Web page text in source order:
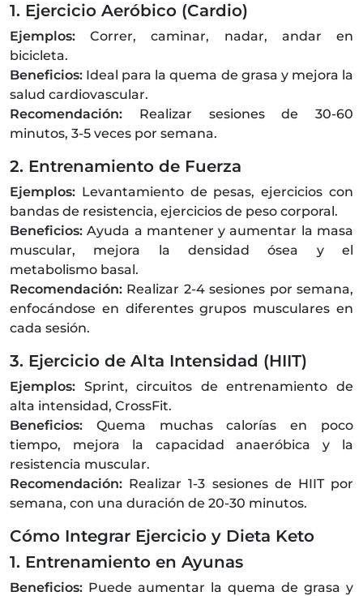
1. Ejercicio Aeróbico (Cardio)
Ejemplos: Correr, caminar, nadar, andar en
bicicleta.
Beneficios: Ideal para la quema de grasa y mejora la
salud cardiovascular.
Recomendación: Realizar sesiones de 30-60
minutos, 3-5 veces por semana.
2. Entrenamiento de Fuerza
Ejemplos: Levantamiento de pesas, ejercicios con
bandas de resistencia, ejercicios de peso corporal.
Beneficios: Ayuda a mantener y aumentar la masa
muscular, mejora la densidad ósea y el
metabolismo basal.
Recomendación: Realizar 2-4 sesiones por semana,
enfocándose en diferentes grupos musculares en
cada sesión.
3. Ejercicio de Alta Intensidad (HIIT)
Ejemplos: Sprint, circuitos de entrenamiento de
alta intensidad, CrossFit.
Beneficios: Quema muchas calorías en poco
tiempo, mejora la capacidad anaeróbica y la
resistencia muscular.
Recomendación: Realizar 1-3 sesiones de HIIT por
semana, con una duración de 20-30 minutos.
Cómo Integrar Ejercicio y Dieta Keto
1. Entrenamiento en Ayunas
Beneficios: Puede aumentar la quema de grasa y